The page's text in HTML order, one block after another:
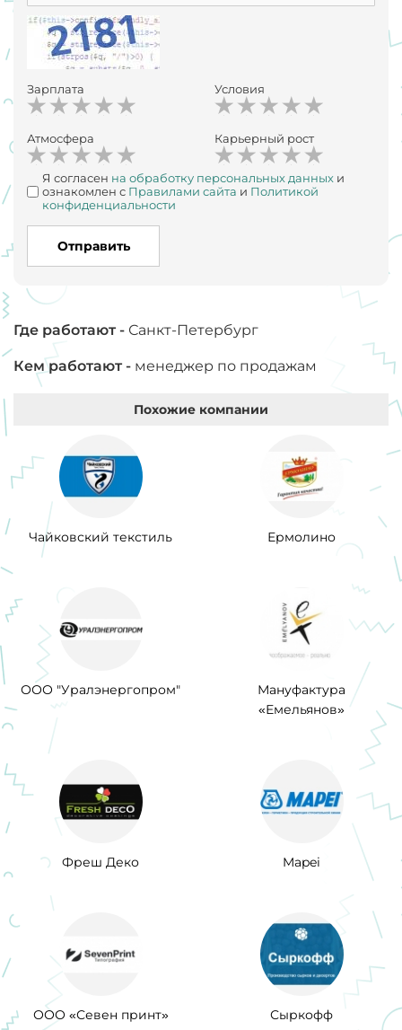
Зарплата Условия
Атмосфера Карьерный рост
Я согласен на обработку персональных данных и
ознакомлен с Правилами сайта и Политикой
конфиденциальности
Отправить
Где работают - Санкт-Петербург
Кем работают - менеджер по продажам
Похожие компании
Чайковский текстиль Ермолино
ООО "Уралэнергопром"
Мануфактура
«Емельянов»
Фреш Деко Mapei
ООО «Севен принт» Сыркофф